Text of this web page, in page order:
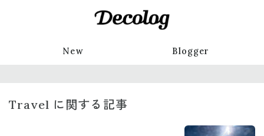
New Blogger
Travel に関する記事